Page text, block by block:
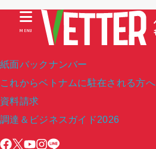
紙面バックナンバー
これからベトナムに駐在される方へ
資料請求
調達＆ビジネスガイド2026
MENU